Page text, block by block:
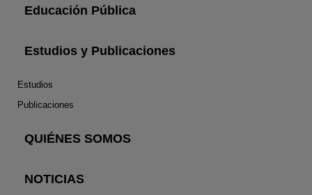
Educación Pública
Estudios y Publicaciones
Estudios
Publicaciones
QUIÉNES SOMOS
NOTICIAS